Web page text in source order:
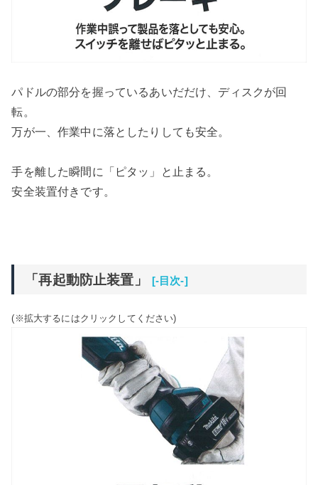
パドルの部分を握っているあいだだけ、ディスクが回
転。
万が一、作業中に落としたりしても安全。
手を離した瞬間に「ピタッ」と止まる。
安全装置付きです。
「再起動防止装置」 [-目次-]
(※拡大するにはクリックしてください)